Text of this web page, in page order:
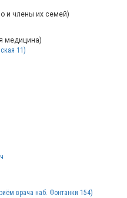
и члены их семей)
медицина)
11)
врача наб. Фонтанки 154)